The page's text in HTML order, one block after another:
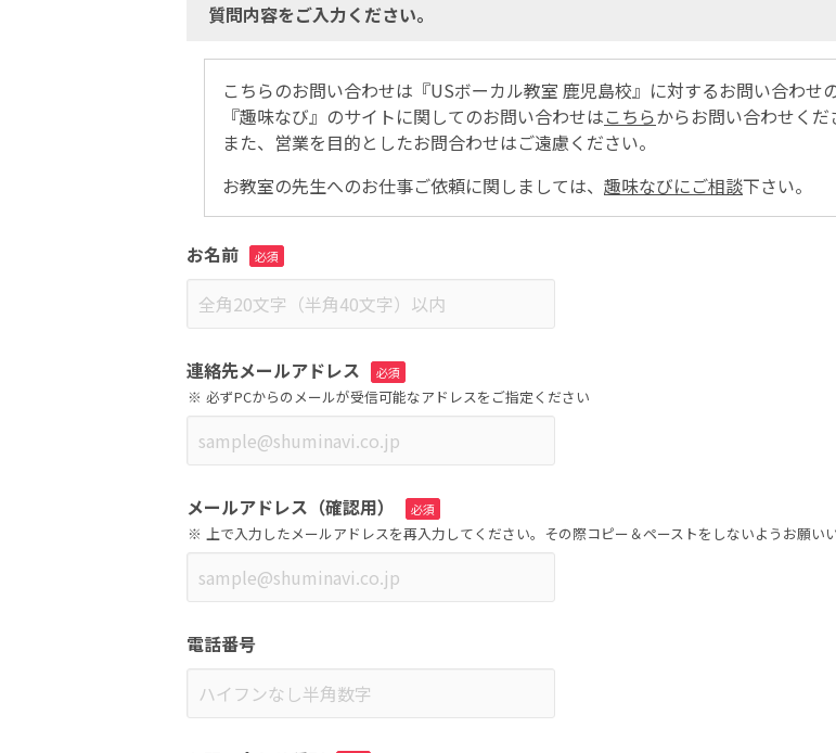
質問内容をご入力ください。
こちらのお問い合わせは『USボーカル教室 鹿児島校』に対するお問い合わせ
『趣味なび』のサイトに関してのお問い合わせはこちらからお問い合わせくだ
また、営業を目的としたお問合わせはご遠慮ください。
お教室の先生へのお仕事ご依頼に関しましては、 趣味なびにご相談下さい。
お名前
連絡先メールアドレス
必ずPCからのメールが受信可能なアドレスをご指定ください
メールアドレス（確認用）
上で入力したメールアドレスを再入力してください。その際コピー＆ペーストをしないようお願いい
電話番号